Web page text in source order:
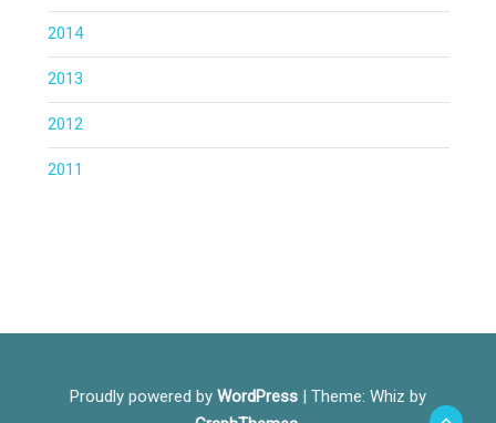
2014
2013
2012
2011
Proudly powered by WordPress | Theme: Whiz by